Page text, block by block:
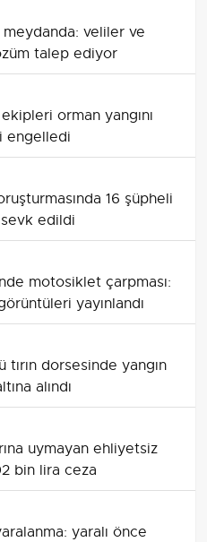
veliler ve
talep ediyor
orman yangını
engelledi
16 şüpheli
edildi
motosiklet çarpması:
yayınlandı
tırın dorsesinde yangın
alındı
uymayan ehliyetsiz
bin lira ceza
yaralı önce